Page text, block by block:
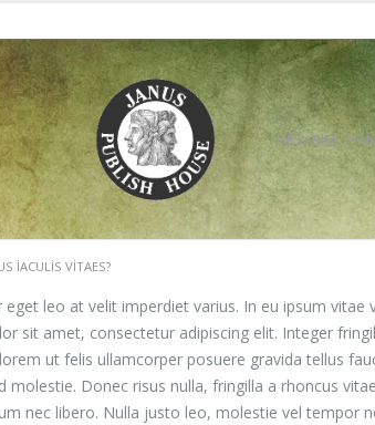
HESABIM
IACULIS VITAES?
leo at velit imperdiet varius. In eu ipsum
sit amet, consectetur adipiscing elit. Integer
ut felis ullamcorper posuere gravida tellus
Donec risus nulla, fringilla a rhoncus
nec libero. Nulla justo leo, molestie vel tempor